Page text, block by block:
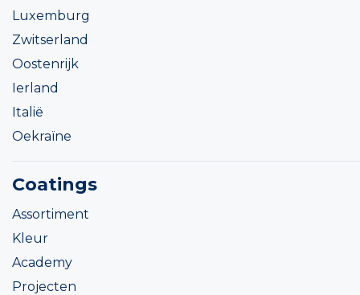
Luxemburg
Zwitserland
Oostenrijk
Ierland
Italië
Oekraïne
Coatings
Assortiment
Kleur
Academy
Projecten